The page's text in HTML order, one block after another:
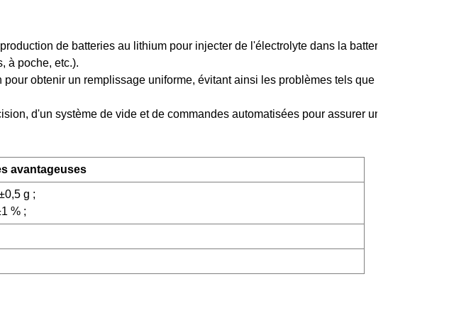
de batteries au lithium pour injecter de l'électrolyte dans la batterie,
à poche, etc.).
obtenir un remplissage uniforme, évitant ainsi les problèmes tels que les
d'un système de vide et de commandes automatisées pour assurer un
avantageuses
g ;
% ;